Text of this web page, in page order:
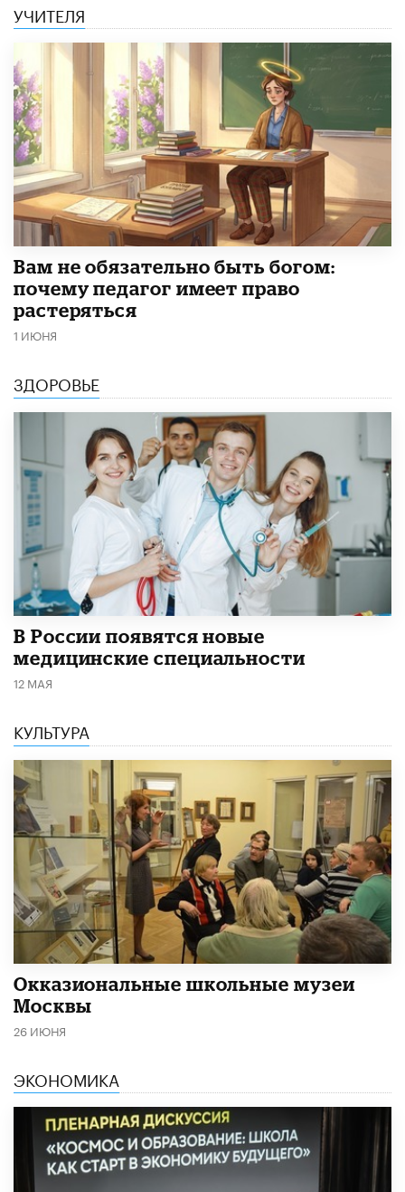
УЧИТЕЛЯ
​Вам не обязательно быть богом:
почему педагог имеет право
растеряться
1 ИЮНЯ
ЗДОРОВЬЕ
В России появятся новые
медицинские специальности
12 МАЯ
КУЛЬТУРА
​Окказиональные школьные музеи
Москвы
26 ИЮНЯ
ЭКОНОМИКА